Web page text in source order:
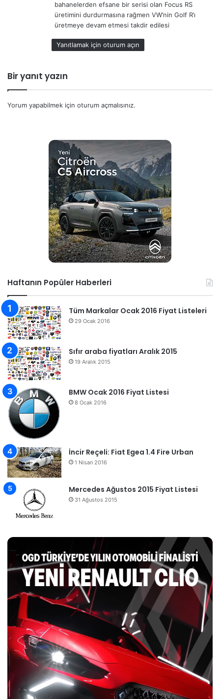
k
i
bahanelerden efsane bir serisi olan Focus RS
üretimini durdurmasına rağmen VW’nin Golf R’ı
üretmeye devam etmesi takdir edilesi
Yanıtlamak için oturum açın
Bir yanıt yazın
Yorum yapabilmek için oturum açmalısınız.
Haftanın Popüler Haberleri
Tüm Markalar Ocak 2016 Fiyat Listeleri
29 Ocak 2016
Sıfır araba fiyatları Aralık 2015
19 Aralık 2015
BMW Ocak 2016 Fiyat Listesi
8 Ocak 2016
İncir Reçeli: Fiat Egea 1.4 Fire Urban
1 Nisan 2016
Mercedes Ağustos 2015 Fiyat Listesi
31 Ağustos 2015